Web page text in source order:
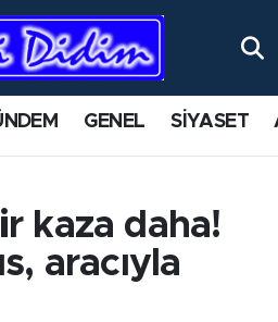
GENEL SİYASET
kaza daha!
aracıyla
ve Fikstür